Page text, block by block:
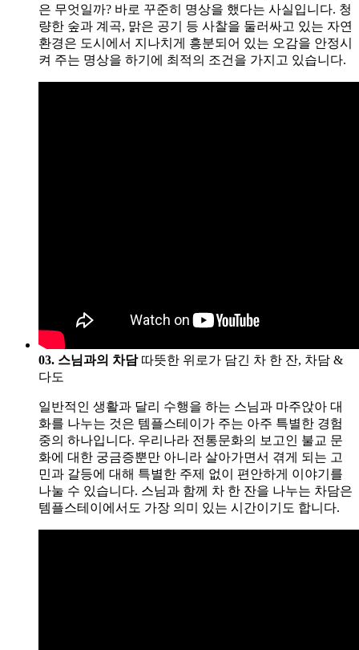
은 무엇일까? 바로 꾸준히 명상을 했다는 사실입니다. 청
량한 숲과 계곡, 맑은 공기 등 사찰을 둘러싸고 있는 자연
환경은 도시에서 지나치게 흥분되어 있는 오감을 안정시
켜 주는 명상을 하기에 최적의 조건을 가지고 있습니다.
03. 스님과의 차담 따뜻한 위로가 담긴 차 한 잔, 차담 &
다도
일반적인 생활과 달리 수행을 하는 스님과 마주앉아 대
화를 나누는 것은 템플스테이가 주는 아주 특별한 경험
중의 하나입니다. 우리나라 전통문화의 보고인 불교 문
화에 대한 궁금증뿐만 아니라 살아가면서 겪게 되는 고
민과 갈등에 대해 특별한 주제 없이 편안하게 이야기를
나눌 수 있습니다. 스님과 함께 차 한 잔을 나누는 차담은
템플스테이에서도 가장 의미 있는 시간이기도 합니다.